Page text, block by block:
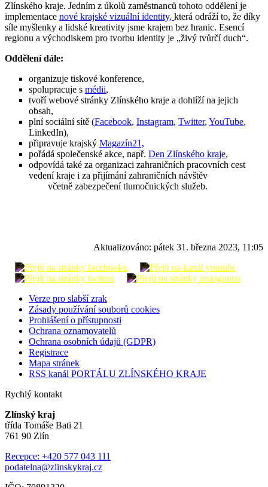
Zlínského kraje. Jedním z úkolů zaměstnanců tohoto oddělení je
implementace nové krajské vizuální identity, která odráží to, že díky
síle myšlenky a lidské kreativity jsme krajem bez hranic. Esencí
regionu a východiskem pro tvorbu identity je „živý tvůrčí duch“.
Oddělení dále:
organizuje tiskové konference,
spolupracuje s médii,
tvoří webové stránky Zlínského kraje a dohlíží na jejich
obsah,
plní sociální sítě (Facebook, Instagram, Twitter, YouTube,
LinkedIn),
připravuje krajský Magazín21,
pořádá společenské akce, např. Den Zlínského kraje,
odpovídá také za organizaci zahraničních pracovních cest
vedení kraje i za přijímání zahraničních návštěv
včetně zabezpečení tlumočnických služeb.
Aktualizováno: pátek 31. března 2023, 11:05
Verze pro slabší zrak
Zásady používání souborů cookies
Prohlášení o přístupnosti
Ochrana oznamovatelů
Ochrana osobních údajů (GDPR)
Registrace
Mapa stránek
RSS kanál PORTÁLU ZLÍNSKÉHO KRAJE
Rychlý kontakt
Zlínský kraj
třída Tomáše Bati 21
761 90 Zlín
Recepce: +420 577 043 111
podatelna@zlinskykraj.cz